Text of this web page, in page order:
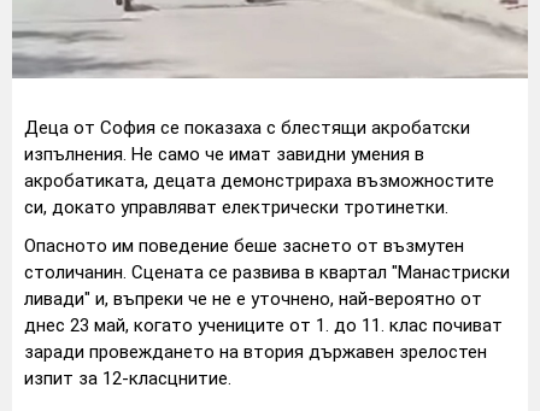
Деца от София се показаха с блестящи акробатски
изпълнения. Не само че имат завидни умения в
акробатиката, децата демонстрираха възможностите
си, докато управляват електрически тротинетки.
Опасното им поведение беше заснето от възмутен
столичанин. Сцената се развива в квартал "Манастриски
ливади" и, въпреки че не е уточнено, най-вероятно от
днес 23 май, когато учениците от 1. до 11. клас почиват
заради провеждането на втория държавен зрелостен
изпит за 12-класцнитие.